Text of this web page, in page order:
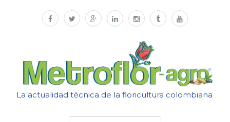
La actualidad técnica de la floricultura colombiana